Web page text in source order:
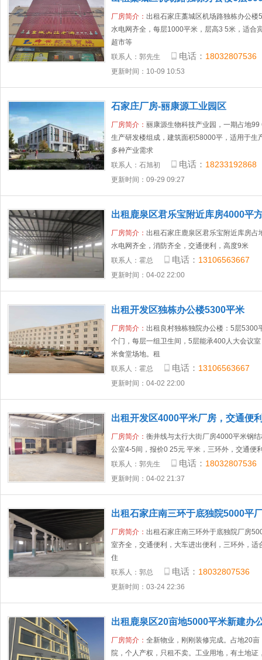
厂房简介： 出租石家庄藁城区机场路独栋办公楼
水电网齐全，每层1000平米，层高3 5米，适合
超市等
联系人： 郭先生 电话： 18032807536
更新时间：10-09 10:53
石家庄厂房-丽康源工业园区
厂房简介： 丽康源生物科技产业园，一期占地
生产研发楼组成，建筑面积58000平，适用于生
多种产业需求
联系人： 石旭初 电话： 18233192868
更新时间：09-29 09:27
出租鹿泉区君乐宝附近库房4000平
厂房简介： 出租石家庄鹿泉区君乐宝附近库房
水电网齐全，消防齐全，交通便利，高度9米
联系人： 霍总 电话： 13106563667
更新时间：04-02 22:00
出租开发区独栋办公楼5300平米
厂房简介： 出租良村独栋独院办公楼：5层5300
个门，每层一组卫生间，5层能承400人大会议
米食堂场地。租
联系人： 霍总 电话： 13106563667
更新时间：04-02 22:00
出租开发区4000平米厂房，交通便
厂房简介： 衡井线与太行大街厂房4000平米钢
公室4-5间，报价0 25元 平米，三环外，交通便
联系人： 郭先生 电话： 18032807536
更新时间：04-02 21:37
出租石家庄南三环于底独院5000平
厂房简介： 出租石家庄南三环外于底独院厂房
室齐全，交通便利，大车进出便利，三环外，适
住
联系人： 郭总 电话： 18032807536
更新时间：03-24 22:36
出租鹿泉区20亩地5000平米新建办
厂房简介： 全新物业，刚刚装修完成。占地20
院，个人产权，只租不卖。工业用地，有土地证